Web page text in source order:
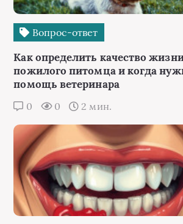
Вопрос-ответ
Как определить качество
пожилого питомца и когда
помощь ветеринара
0 0 2 мин.